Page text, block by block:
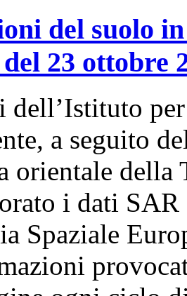
del suolo
23 ottobre
dell’Istituto
a seguito
orientale della
i dati
Spaziale